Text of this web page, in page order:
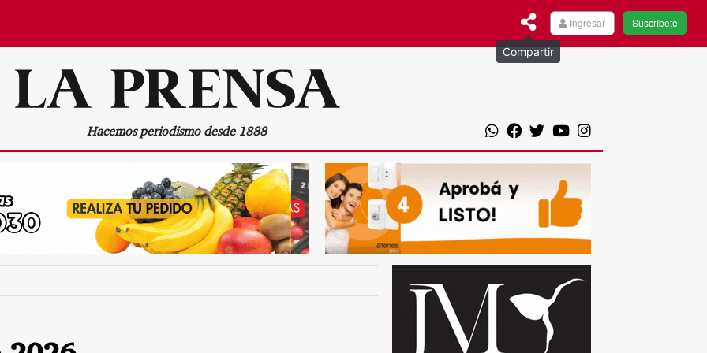
Suscríbete
Ingresar
Hacemos periodismo desde 1888
Compartir